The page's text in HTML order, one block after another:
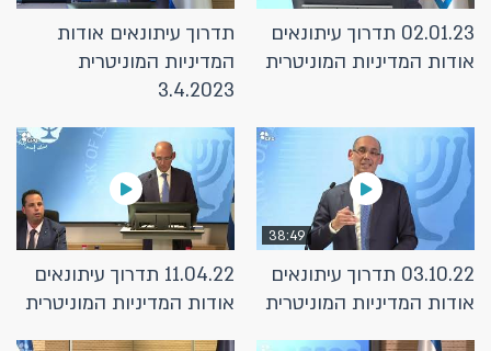
02.01.23 תדרוך עיתונאים
אודות המדיניות המוניטרית
תדרוך עיתונאים אודות
המדיניות המוניטרית
3.4.2023
38:49
03.10.22 תדרוך עיתונאים
אודות המדיניות המוניטרית
11.04.22 תדרוך עיתונאים
אודות המדיניות המוניטרית